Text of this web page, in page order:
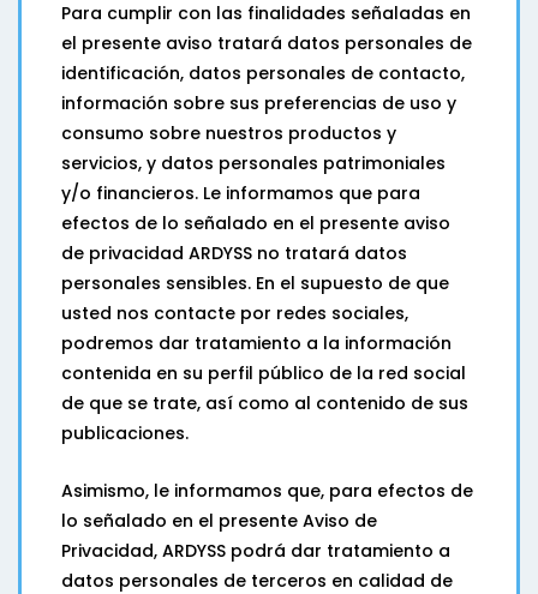
Para cumplir con las finalidades señaladas en
el presente aviso tratará datos personales de
identificación, datos personales de contacto,
información sobre sus preferencias de uso y
consumo sobre nuestros productos y
servicios, y datos personales patrimoniales
y/o financieros. Le informamos que para
efectos de lo señalado en el presente aviso
de privacidad ARDYSS no tratará datos
personales sensibles. En el supuesto de que
usted nos contacte por redes sociales,
podremos dar tratamiento a la información
contenida en su perfil público de la red social
de que se trate, así como al contenido de sus
publicaciones.
Asimismo, le informamos que, para efectos de
lo señalado en el presente Aviso de
Privacidad, ARDYSS podrá dar tratamiento a
datos personales de terceros en calidad de